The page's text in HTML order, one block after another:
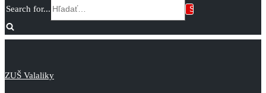
Search for...
ZUŠ Valaliky